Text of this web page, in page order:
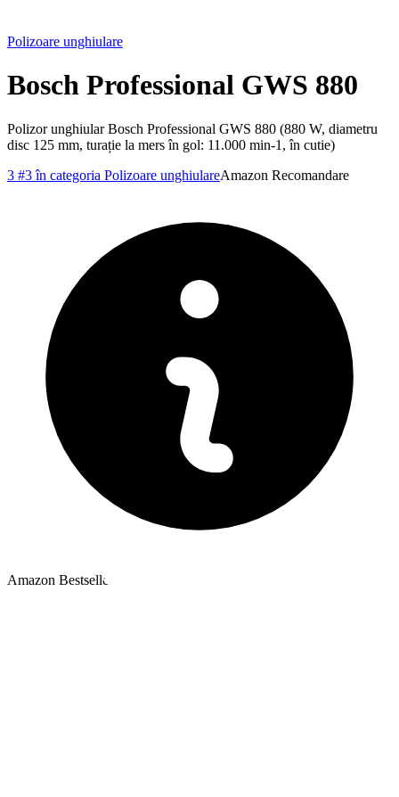
Polizoare unghiulare
Bosch Professional GWS 880
Polizor unghiular Bosch Professional GWS 880 (880 W, diametru
disc 125 mm, turație la mers în gol: 11.000 min-1, în cutie)
3 #3 în categoria Polizoare unghiulareAmazon Recomandare
Amazon Bestseller